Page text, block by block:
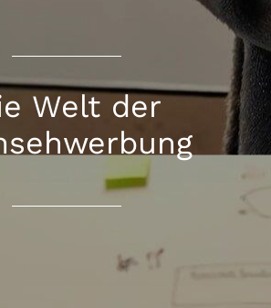
Welt der